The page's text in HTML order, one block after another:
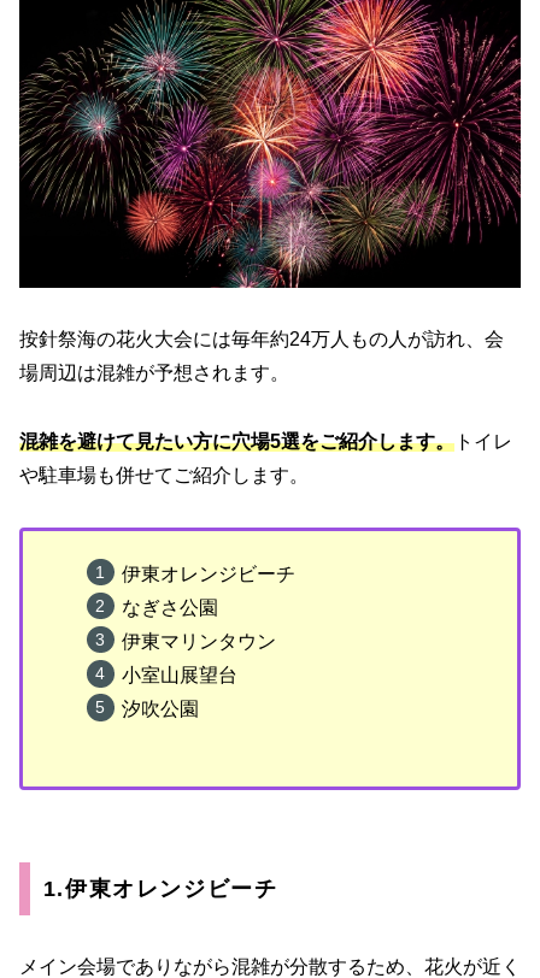
按針祭海の花火大会には毎年約24万人もの人が訪れ、会
場周辺は混雑が予想されます。
混雑を避けて見たい方に穴場5選をご紹介します。 トイレ
や駐車場も併せてご紹介します。
伊東オレンジビーチ
なぎさ公園
伊東マリンタウン
小室山展望台
汐吹公園
1.伊東オレンジビーチ
メイン会場でありながら混雑が分散するため、花火が近く